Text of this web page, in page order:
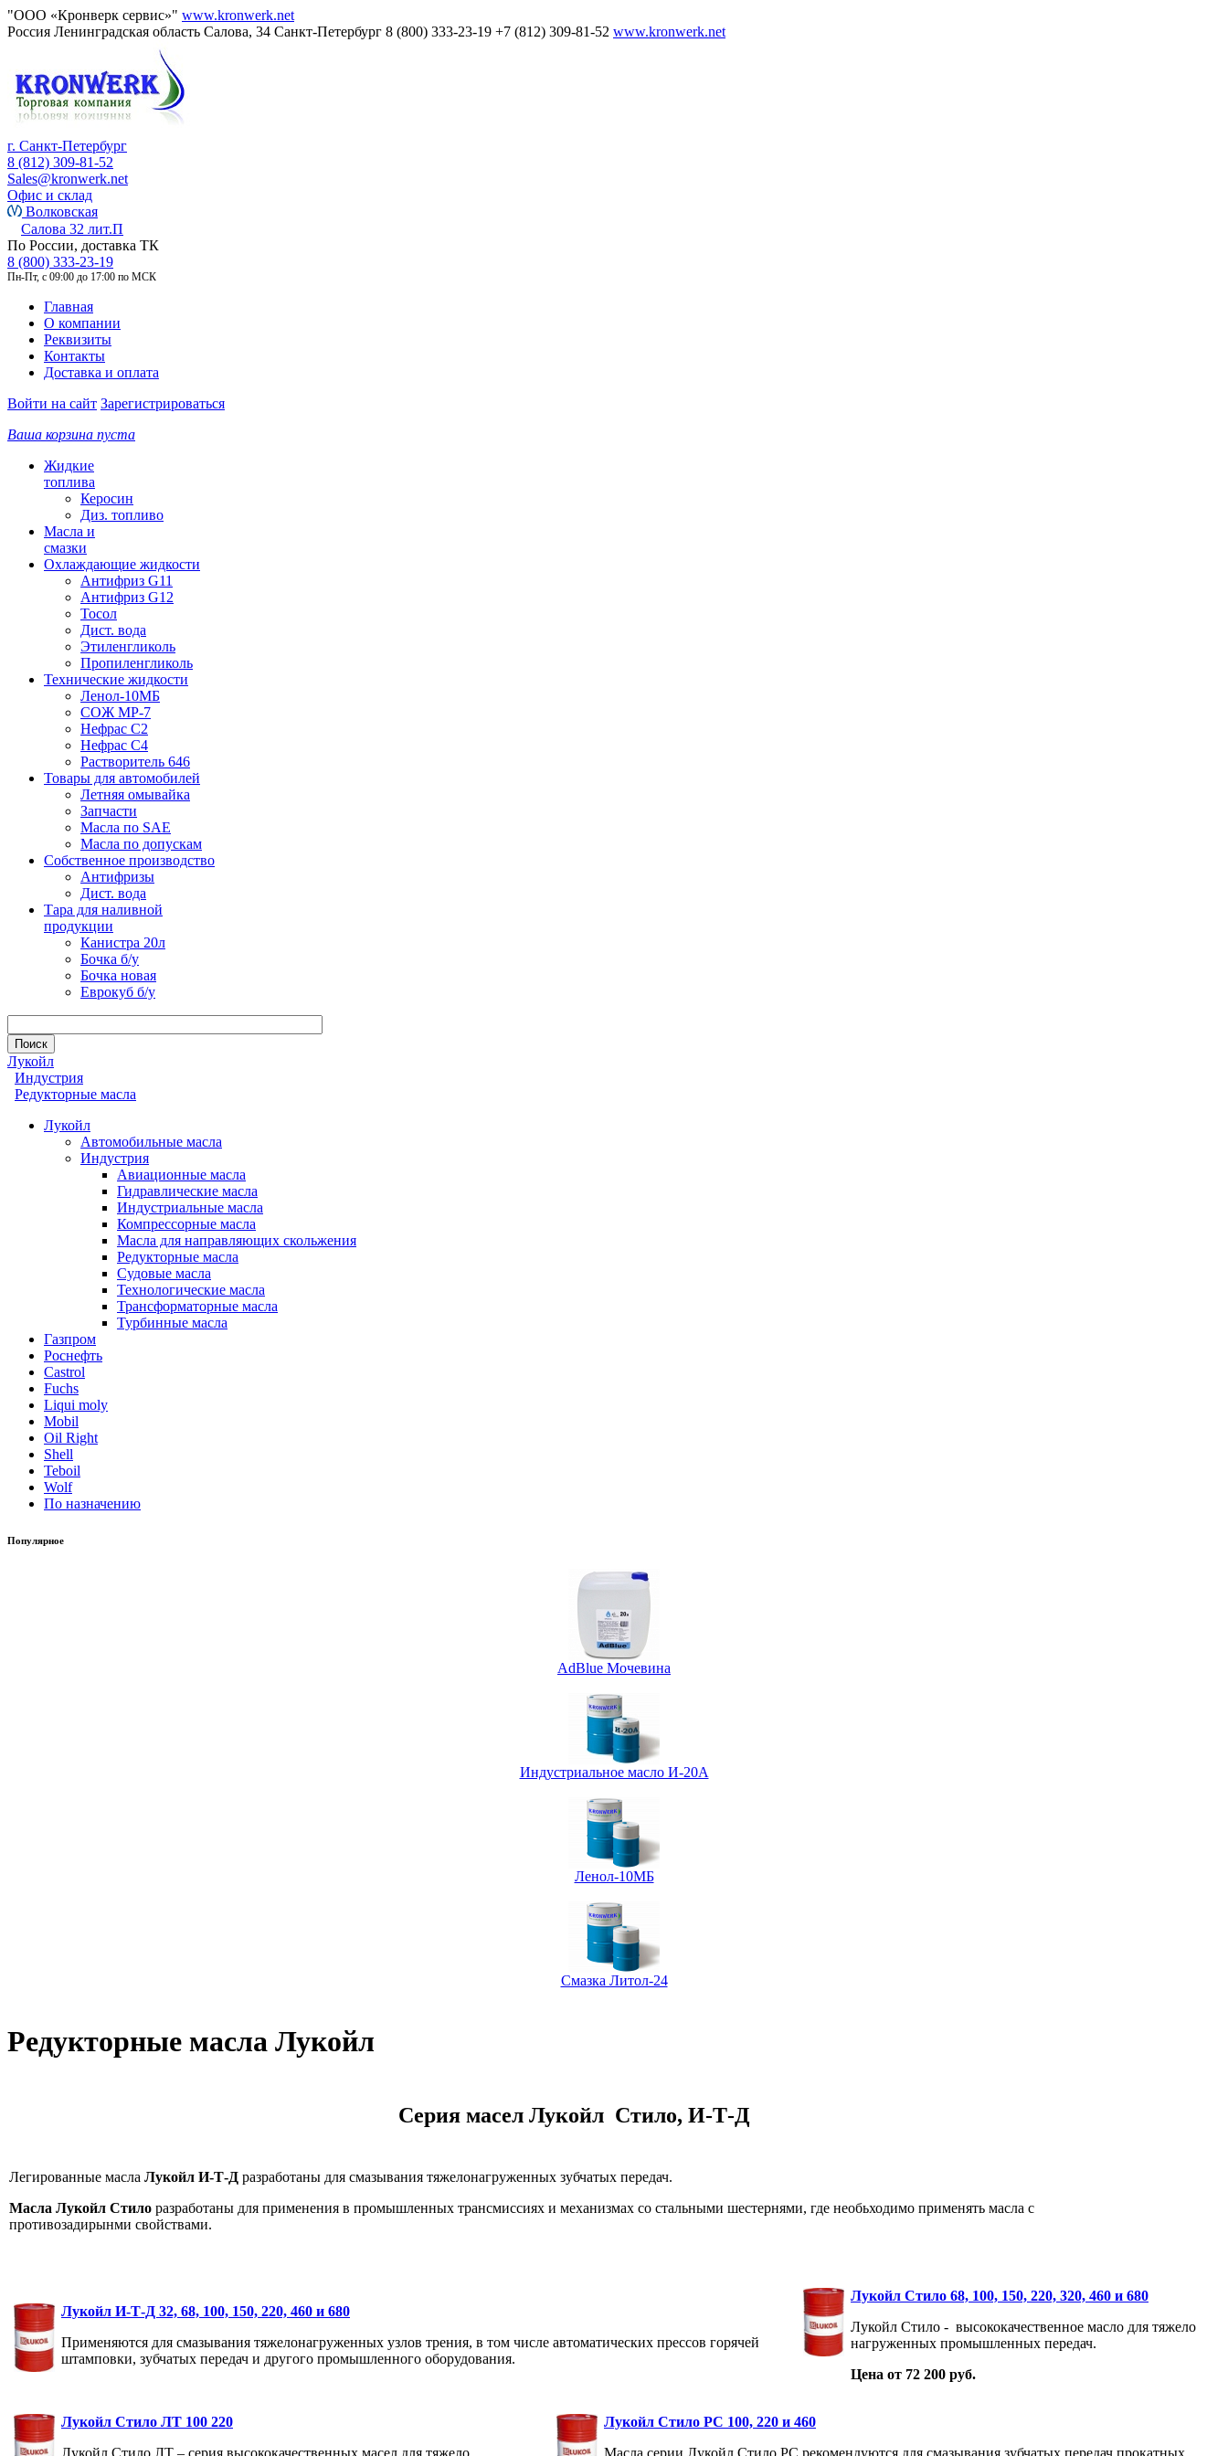
"ООО «Кронверк сервис»" www.kronwerk.net
Россия Ленинградская область Салова, 34 Санкт-Петербург 8 (800) 333-23-19 +7 (812) 309-81-52 www.kronwerk.net
г. Санкт-Петербург
8 (812) 309-81-52
Sales@kronwerk.net
Офис и склад
Волковская
Салова 32 лит.П
По России, доставка ТК
8 (800) 333-23-19
Пн-Пт, с 09:00 до 17:00 по МСК
Главная
О компании
Реквизиты
Контакты
Доставка и оплата
Войти на сайт Зарегистрироваться
Ваша корзина пуста
Жидкие
топлива
Керосин
Диз. топливо
Масла и
смазки
Охлаждающие жидкости
Антифриз G11
Антифриз G12
Тосол
Дист. вода
Этиленгликоль
Пропиленгликоль
Технические жидкости
Ленол-10МБ
СОЖ МР-7
Нефрас С2
Нефрас С4
Растворитель 646
Товары для автомобилей
Летняя омывайка
Запчасти
Масла по SAE
Масла по допускам
Собственное производство
Антифризы
Дист. вода
Тара для наливной
продукции
Канистра 20л
Бочка б/у
Бочка новая
Еврокуб б/у
Лукойл
Индустрия
Редукторные масла
Лукойл
Автомобильные масла
Индустрия
Авиационные масла
Гидравлические масла
Индустриальные масла
Компрессорные масла
Масла для направляющих скольжения
Редукторные масла
Судовые масла
Технологические масла
Трансформаторные масла
Турбинные масла
Газпром
Роснефть
Castrol
Fuchs
Liqui moly
Mobil
Oil Right
Shell
Teboil
Wolf
По назначению
Популярное
AdBlue Мочевина
Индустриальное масло И-20А
Ленол-10МБ
Смазка Литол-24
Редукторные масла Лукойл
Серия масел Лукойл Стило, И-Т-Д
Легированные масла Лукойл И-Т-Д разработаны для смазывания тяжелонагруженных зубчатых передач.
Масла Лукойл Стило разработаны для применения в промышленных трансмиссиях и механизмах со стальными шестернями, где необьходимо применять масла с
противозадирынми свойствами.
Лукойл И-Т-Д 32, 68, 100, 150, 220, 460 и 680
Применяются для смазывания тяжелонагруженных узлов трения, в том числе автоматических прессов горячей
штамповки, зубчатых передач и другого промышленного оборудования.
Лукойл Стило 68, 100, 150, 220, 320, 460 и 680
Лукойл Стило - высококачественное масло для тяжело
нагруженных промышленных передач.
Цена от 72 200 руб.
Лукойл Стило ЛТ 100 220
Лукойл Стило ЛТ – серия высококачественных масел для тяжело
Лукойл Стило РС 100, 220 и 460
Масла серии Лукойл Стило РС рекомендуются для смазывания зубчатых передач прокатных